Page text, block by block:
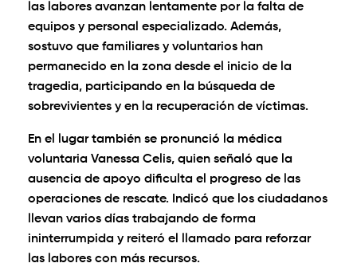
las labores avanzan lentamente por la falta de
equipos y personal especializado. Además,
sostuvo que familiares y voluntarios han
permanecido en la zona desde el inicio de la
tragedia, participando en la búsqueda de
sobrevivientes y en la recuperación de víctimas.
En el lugar también se pronunció la médica
voluntaria Vanessa Celis, quien señaló que la
ausencia de apoyo dificulta el progreso de las
operaciones de rescate. Indicó que los ciudadanos
llevan varios días trabajando de forma
ininterrumpida y reiteró el llamado para reforzar
las labores con más recursos.